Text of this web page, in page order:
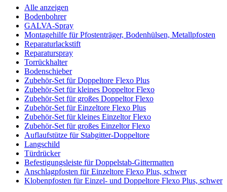
Alle anzeigen
Bodenbohrer
GALVA-Spray
Montagehilfe für Pfostenträger, Bodenhülsen, Metallpfosten
Reparaturlackstift
Reparaturspray
Torrückhalter
Bodenschieber
Zubehör-Set für Doppeltore Flexo Plus
Zubehör-Set für kleines Doppeltor Flexo
Zubehör-Set für großes Doppeltor Flexo
Zubehör-Set für Einzeltore Flexo Plus
Zubehör-Set für kleines Einzeltor Flexo
Zubehör-Set für großes Einzeltor Flexo
Auflaufstütze für Stabgitter-Doppeltore
Langschild
Türdrücker
Befestigungsleiste für Doppelstab-Gittermatten
Anschlagpfosten für Einzeltore Flexo Plus, schwer
Klobenpfosten für Einzel- und Doppeltore Flexo Plus, schwer